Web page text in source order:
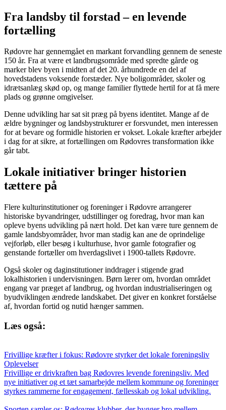
Fra landsby til forstad – en levende
fortælling
Rødovre har gennemgået en markant forvandling gennem de seneste
150 år. Fra at være et landbrugsområde med spredte gårde og
marker blev byen i midten af det 20. århundrede en del af
hovedstadens voksende forstæder. Nye boligområder, skoler og
idrætsanlæg skød op, og mange familier flyttede hertil for at få mere
plads og grønne omgivelser.
Denne udvikling har sat sit præg på byens identitet. Mange af de
ældre bygninger og landsbystrukturer er forsvundet, men interessen
for at bevare og formidle historien er vokset. Lokale kræfter arbejder
i dag for at sikre, at fortællingen om Rødovres transformation ikke
går tabt.
Lokale initiativer bringer historien
tættere på
Flere kulturinstitutioner og foreninger i Rødovre arrangerer
historiske byvandringer, udstillinger og foredrag, hvor man kan
opleve byens udvikling på nært hold. Det kan være ture gennem de
gamle landsbyområder, hvor man stadig kan ane de oprindelige
vejforløb, eller besøg i kulturhuse, hvor gamle fotografier og
genstande fortæller om hverdagslivet i 1900-tallets Rødovre.
Også skoler og daginstitutioner inddrager i stigende grad
lokalhistorien i undervisningen. Børn lærer om, hvordan området
engang var præget af landbrug, og hvordan industrialiseringen og
byudviklingen ændrede landskabet. Det giver en konkret forståelse
af, hvordan fortid og nutid hænger sammen.
Læs også:
Frivillige kræfter i fokus: Rødovre styrker det lokale foreningsliv
Oplevelser
Frivillige er drivkraften bag Rødovres levende foreningsliv. Med
nye initiativer og et tæt samarbejde mellem kommune og foreninger
styrkes rammerne for engagement, fællesskab og lokal udvikling.